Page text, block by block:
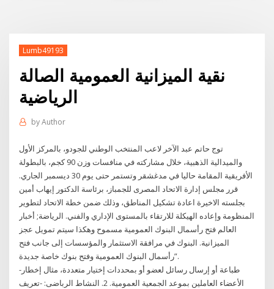
Lumb49193
نقية الميزانية العمومية الصالة
الرياضية
byAuthor
توج حاتم عبد الآخر لاعب المنتخب الوطني للجودو، بالمركز الأول
والميدالية الذهبية، خلال مشاركته في منافسات وزن 90 كجم، بالبطولة
الأفريقية المقامة حاليا في مدغشقر وتستمر حتى يوم 30 ديسمبر الجاري.
قرر مجلس إدارة الاتحاد المصرى للجمباز، برئاسة الدكتور إيهاب أمين
بجلسته الاخيرة اعادة تشكيل المناطق، وذلك ضمن خطة الاتحاد لتطوير
المنظومة وإعاده الهيكلة للارتقاء بالمستوى الإداري والفني. الرياضة; أخبار
العالم فتح رأسمال البنوك العمومية مسموح وهكذا سيتم تمويل عجز
الميزانية. البنوك في مرافقة الاستثمار والمؤسسات إلى جانب فتح
رأسمال البنوك العمومية وفتح بنوك خاصة جديدة”.
-طباعة أو إرسال رسائل لعضو أو بمحددات إختيار متعددة، مثال إخطار
الأعضاء العاملين بموعد الجمعية العمومية. 2. النشاط الرباضى: -تعريف